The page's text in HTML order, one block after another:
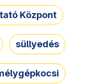
Központ
süllyedés